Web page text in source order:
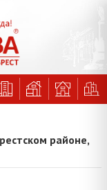
районе,